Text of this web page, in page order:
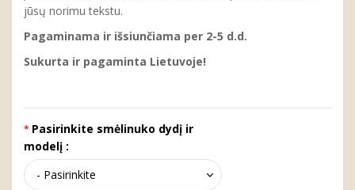
jūsų norimu tekstu.
Pagaminama ir išsiunčiama per 2-5 d.d.
Sukurta ir pagaminta Lietuvoje!
Pasirinkite smėlinuko dydį ir
modelį :